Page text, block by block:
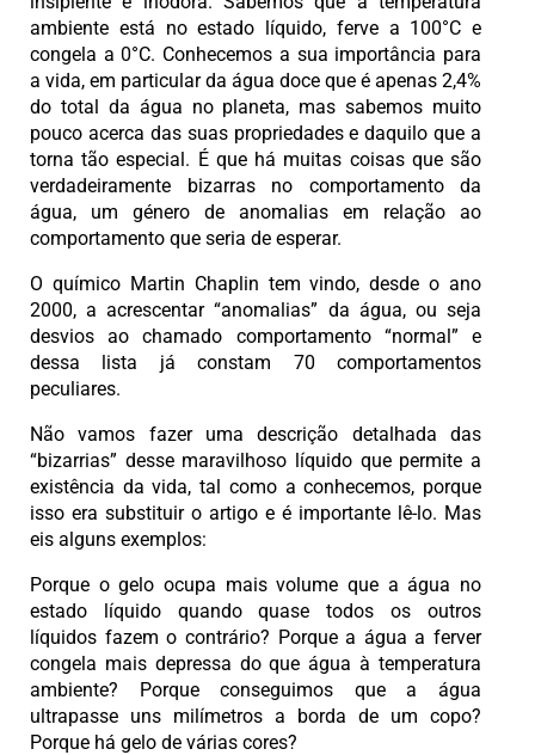
ambiente está no estado líquido, ferve a 100°C e
congela a 0°C. Conhecemos a sua importância para
a vida, em particular da água doce que é apenas 2,4%
do total da água no planeta, mas sabemos muito
pouco acerca das suas propriedades e daquilo que a
torna tão especial. É que há muitas coisas que são
verdadeiramente bizarras no comportamento da
água, um género de anomalias em relação ao
comportamento que seria de esperar.
O químico Martin Chaplin tem vindo, desde o ano
2000, a acrescentar “anomalias” da água, ou seja
desvios ao chamado comportamento “normal” e
dessa lista já constam 70 comportamentos
peculiares.
Não vamos fazer uma descrição detalhada das
“bizarrias” desse maravilhoso líquido que permite a
existência da vida, tal como a conhecemos, porque
isso era substituir o artigo e é importante lê-lo. Mas
eis alguns exemplos:
Porque o gelo ocupa mais volume que a água no
estado líquido quando quase todos os outros
líquidos fazem o contrário? Porque a água a ferver
congela mais depressa do que água à temperatura
ambiente? Porque conseguimos que a água
ultrapasse uns milímetros a borda de um copo?
Porque há gelo de várias cores?